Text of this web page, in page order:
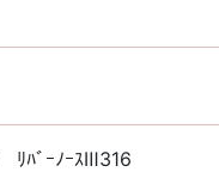
ﾘﾊﾞｰﾉｰｽⅢ316